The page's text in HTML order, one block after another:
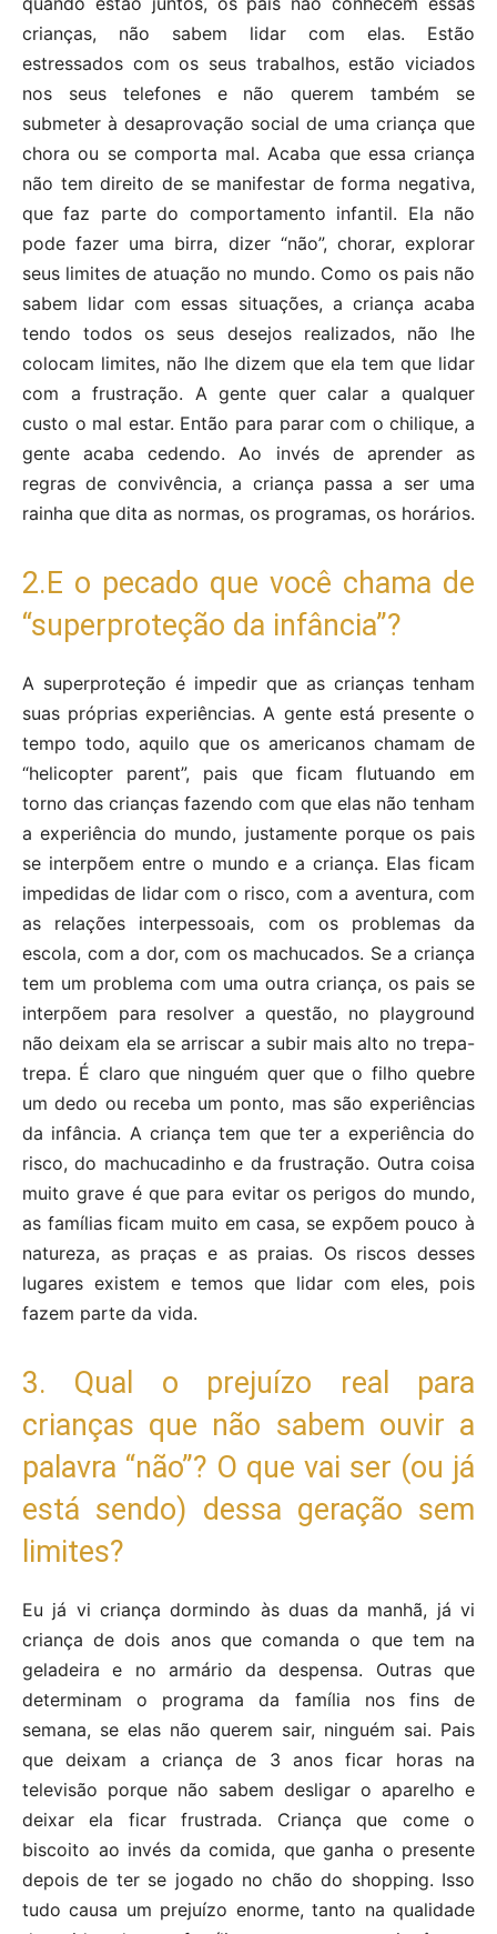
crianças, não sabem lidar com elas. Estão
estressados com os seus trabalhos, estão viciados
nos seus telefones e não querem também se
submeter à desaprovação social de uma criança que
chora ou se comporta mal. Acaba que essa criança
não tem direito de se manifestar de forma negativa,
que faz parte do comportamento infantil. Ela não
pode fazer uma birra, dizer “não”, chorar, explorar
seus limites de atuação no mundo. Como os pais não
sabem lidar com essas situações, a criança acaba
tendo todos os seus desejos realizados, não lhe
colocam limites, não lhe dizem que ela tem que lidar
com a frustração. A gente quer calar a qualquer
custo o mal estar. Então para parar com o chilique, a
gente acaba cedendo. Ao invés de aprender as
regras de convivência, a criança passa a ser uma
rainha que dita as normas, os programas, os horários.
2.E o pecado que você chama de
“superproteção da infância”?
A superproteção é impedir que as crianças tenham
suas próprias experiências. A gente está presente o
tempo todo, aquilo que os americanos chamam de
“helicopter parent”, pais que ficam flutuando em
torno das crianças fazendo com que elas não tenham
a experiência do mundo, justamente porque os pais
se interpõem entre o mundo e a criança. Elas ficam
impedidas de lidar com o risco, com a aventura, com
as relações interpessoais, com os problemas da
escola, com a dor, com os machucados. Se a criança
tem um problema com uma outra criança, os pais se
interpõem para resolver a questão, no playground
não deixam ela se arriscar a subir mais alto no trepa-
trepa. É claro que ninguém quer que o filho quebre
um dedo ou receba um ponto, mas são experiências
da infância. A criança tem que ter a experiência do
risco, do machucadinho e da frustração. Outra coisa
muito grave é que para evitar os perigos do mundo,
as famílias ficam muito em casa, se expõem pouco à
natureza, as praças e as praias. Os riscos desses
lugares existem e temos que lidar com eles, pois
fazem parte da vida.
3. Qual o prejuízo real para
crianças que não sabem ouvir a
palavra “não”? O que vai ser (ou já
está sendo) dessa geração sem
limites?
Eu já vi criança dormindo às duas da manhã, já vi
criança de dois anos que comanda o que tem na
geladeira e no armário da despensa. Outras que
determinam o programa da família nos fins de
semana, se elas não querem sair, ninguém sai. Pais
que deixam a criança de 3 anos ficar horas na
televisão porque não sabem desligar o aparelho e
deixar ela ficar frustrada. Criança que come o
biscoito ao invés da comida, que ganha o presente
depois de ter se jogado no chão do shopping. Isso
tudo causa um prejuízo enorme, tanto na qualidade